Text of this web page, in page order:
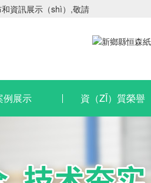
資訊展示（shì）,敬請
例展示 資（ZĪ）質榮譽